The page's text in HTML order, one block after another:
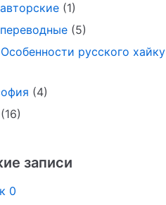
(1)
(5)
русского хайку
(4)
(16)
записи
0